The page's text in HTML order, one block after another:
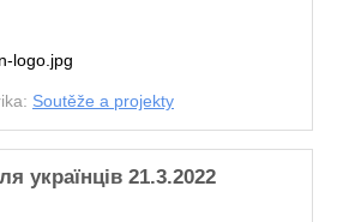
Soutěže a projekty
українців 21.3.2022